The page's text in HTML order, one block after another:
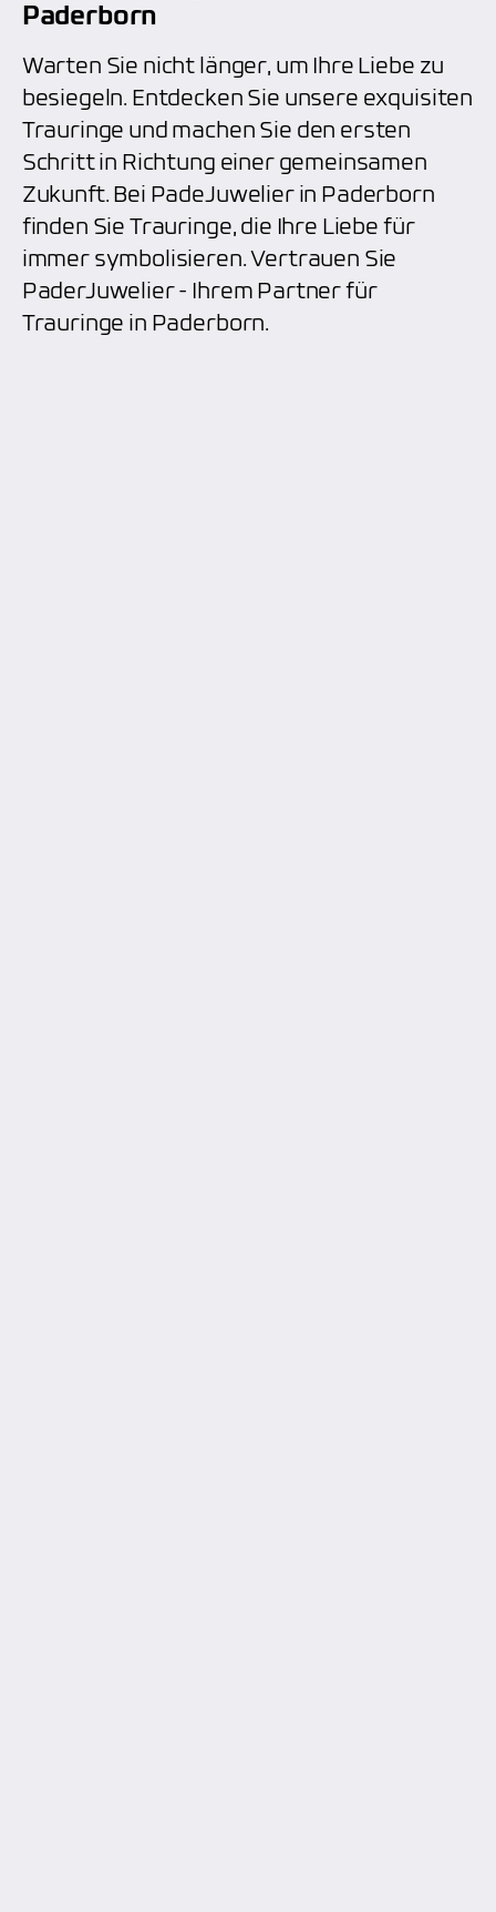
Paderborn
Warten Sie nicht länger, um Ihre Liebe zu
besiegeln. Entdecken Sie unsere exquisiten
Trauringe und machen Sie den ersten
Schritt in Richtung einer gemeinsamen
Zukunft. Bei PadeJuwelier in Paderborn
finden Sie Trauringe, die Ihre Liebe für
immer symbolisieren. Vertrauen Sie
PaderJuwelier - Ihrem Partner für
Trauringe in Paderborn.